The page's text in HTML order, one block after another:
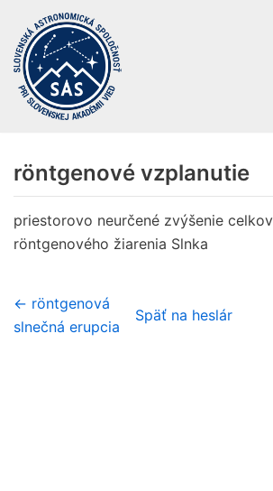
Preskočiť
na
obsah
röntgenové vzplanutie
priestorovo neurčené zvýšenie
röntgenového žiarenia Slnka
← röntgenová
slnečná erupcia
Späť na heslár